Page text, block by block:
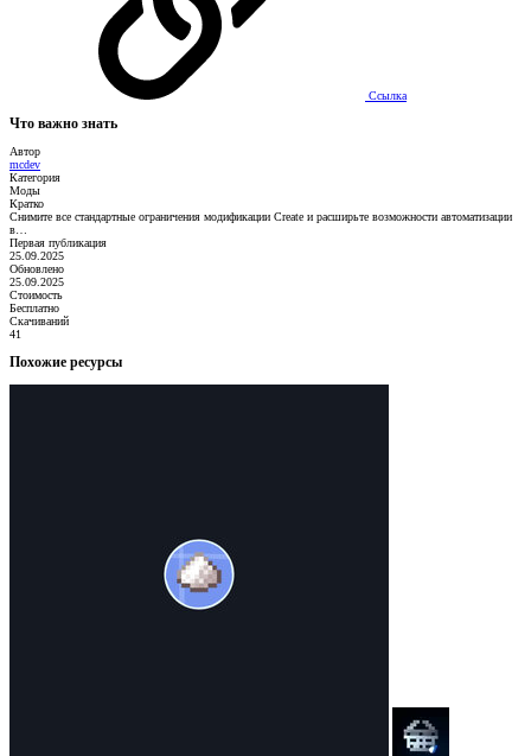
Ссылка
Что важно знать
Автор
mcdev
Категория
Моды
Кратко
Снимите все стандартные ограничения модификации Create и расширьте возможности автоматизации
в…
Первая публикация
25.09.2025
Обновлено
25.09.2025
Стоимость
Бесплатно
Скачиваний
41
Похожие ресурсы